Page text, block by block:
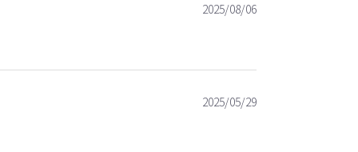
2025/08/06
2025/05/29